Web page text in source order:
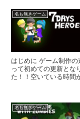
名も無きゲーム
はじめに ゲーム制作
って初めての更新とな
た！！空いている時間
名も無きゲーム